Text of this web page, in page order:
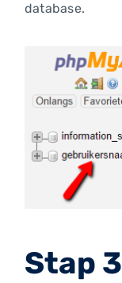
database.
Stap 3